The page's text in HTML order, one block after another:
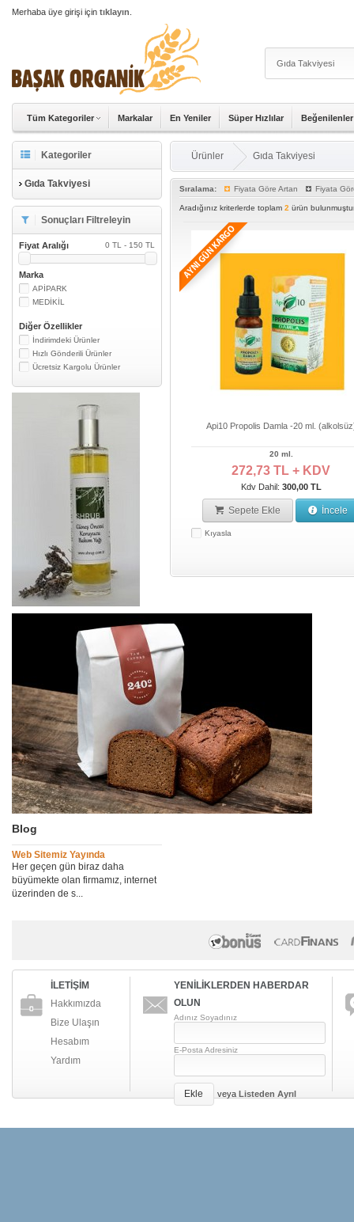
Merhaba üye girişi için tıklayın
Tüm Kategoriler Markalar En Yeniler Süper Hızlılar Beğenilenler
Kategoriler
Gıda Takviyesi
Sonuçları Filtreleyin
Fiyat Aralığı 0 TL - 150 TL
Marka
APİPARK
MEDİKİL
Diğer Özellikler
İndirimdeki Ürünler
Hızlı Gönderili Ürünler
Ücretsiz Kargolu Ürünler
Blog
Web Sitemiz Yayında
Her geçen gün biraz daha
büyümekte olan firmamız, internet
üzerinden de s...
Ürünler Gıda Takviyesi
Sıralama: Fiyata Göre Artan Fiyata
Aradığınız kriterlerde toplam 2 ürün
Api10 Propolis Damla -20 ml.
20 ml.
272,73 TL + KDV
Kdv Dahil: 300,00 TL
Sepete Ekle İncele
Kıyasla
İLETİŞİM
Hakkımızda
Bize Ulaşın
Hesabım
Yardım
YENİLİKLERDEN HABERDAR
OLUN
Adınız Soyadınız
E-Posta Adresiniz
Ekle veya Listeden Ayrıl